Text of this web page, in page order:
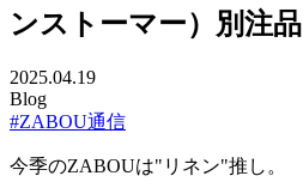
ンストーマー）別注品
2025.04.19
Blog
#ZABOU通信
今季のZABOUは"リネン"推し。